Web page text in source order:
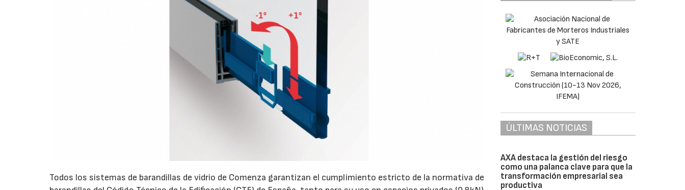
Todos los sistemas de barandillas de vidrio de Comenza garantizan el cumplimiento estricto de la normativa de
ÚLTIMAS NOTICIAS
AXA destaca la gestión del riesgo
como una palanca clave para que la
transformación empresarial sea
productiva